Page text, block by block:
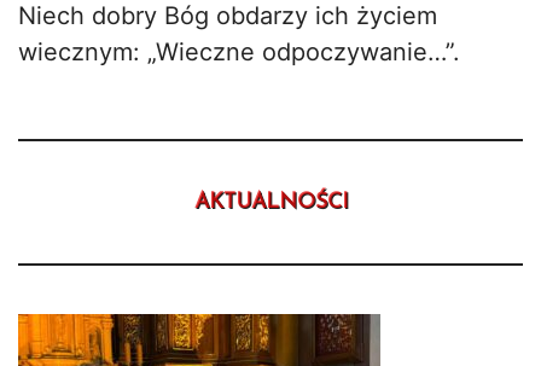
Niech dobry Bóg obdarzy ich życiem
wiecznym: „Wieczne odpoczywanie…”.
AKTUALNOŚCI